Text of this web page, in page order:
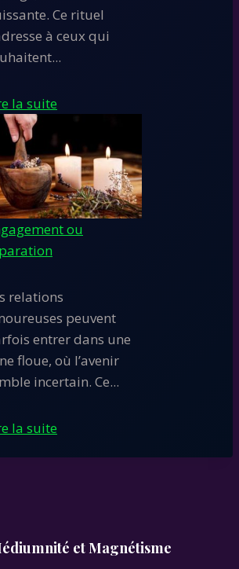
Ce rituel
à ceux qui
la suite
ou
relations
peuvent
entrer dans une
floue, où l’avenir
incertain. Ce...
la suite
et Magnétisme